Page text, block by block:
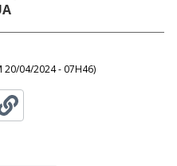
20/04/2024 - 07H46)